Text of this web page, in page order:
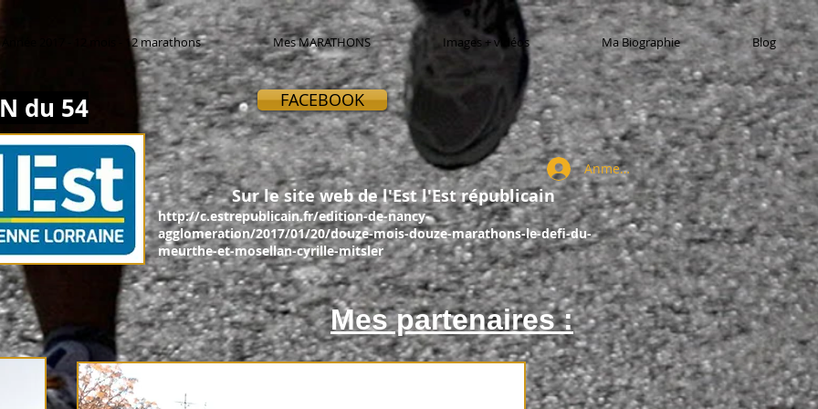
Année 2017 - 12 mois - 12 marathons Mes MARATHONS Images + vidéos Ma Biographie Blog
du 54 FACEBOOK
Sur le site web de l'Est l'Est républicain
http://c.estrepublicain.fr/edition-de-nancy-
agglomeration/2017/01/20/douze-mois-douze-marathons-le-defi-du-
meurthe-et-mosellan-cyrille-mitsler
Anmelden
Mes partenaires :